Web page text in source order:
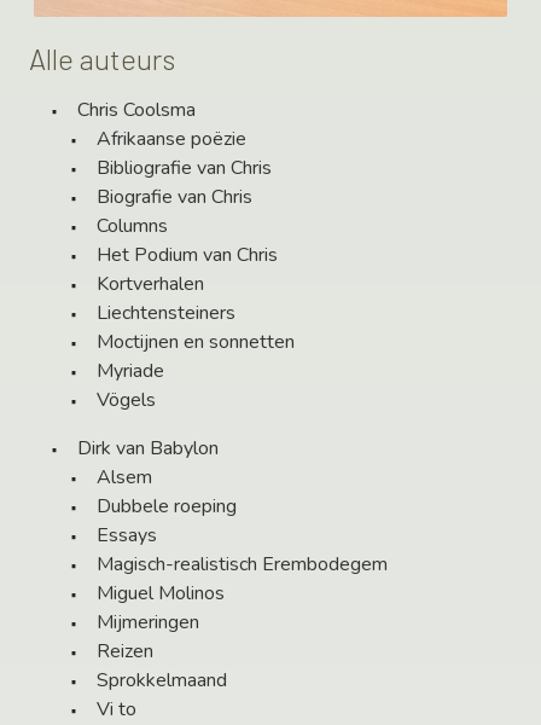
Alle auteurs
Chris Coolsma
Afrikaanse poëzie
Bibliografie van Chris
Biografie van Chris
Columns
Het Podium van Chris
Kortverhalen
Liechtensteiners
Moctijnen en sonnetten
Myriade
Vögels
Dirk van Babylon
Alsem
Dubbele roeping
Essays
Magisch-realistisch Erembodegem
Miguel Molinos
Mijmeringen
Reizen
Sprokkelmaand
Vi to